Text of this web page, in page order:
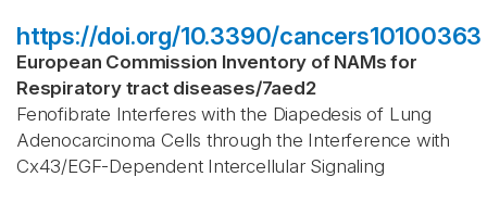
https://doi.org/10.3390/cancers10100363
European Commission Inventory of NAMs for
Respiratory tract diseases/7aed2
Fenofibrate Interferes with the Diapedesis of Lung
Adenocarcinoma Cells through the Interference with
Cx43/EGF-Dependent Intercellular Signaling